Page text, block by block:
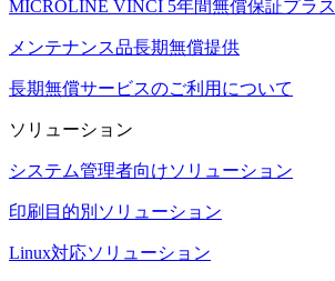
MICROLINE VINCI 5年間無償保証プラス
メンテナンス品長期無償提供
長期無償サービスのご利用について
ソリューション
システム管理者向けソリューション
印刷目的別ソリューション
Linux対応ソリューション